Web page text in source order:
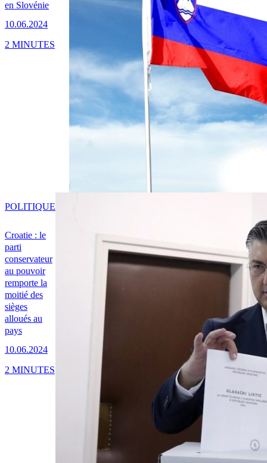
en Slovénie
10.06.2024
2 MINUTES
Croatie : le
parti
conservateur
au pouvoir
remporte la
moitié des
sièges
alloués au
pays
10.06.2024
POLITIQUE
2 MINUTES